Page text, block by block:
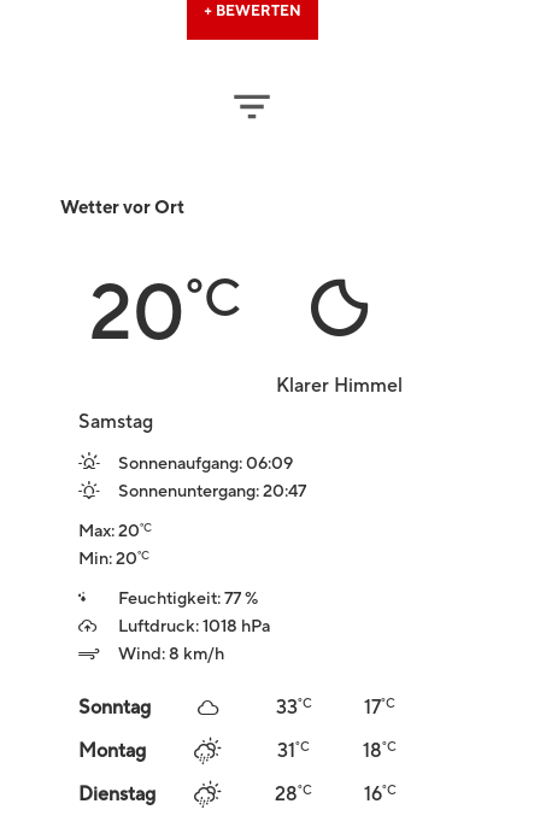
+ BEWERTEN
Wetter vor Ort
Klarer Himmel
20°C
Samstag
Sonnenaufgang: 06:09
Sonnenuntergang: 20:47
Max: 20°C
Min: 20°C
Feuchtigkeit: 77 %
Luftdruck: 1018 hPa
Wind: 8 km/h
Sonntag 33°C 17°C
Montag 31°C 18°C
Dienstag 28°C 16°C